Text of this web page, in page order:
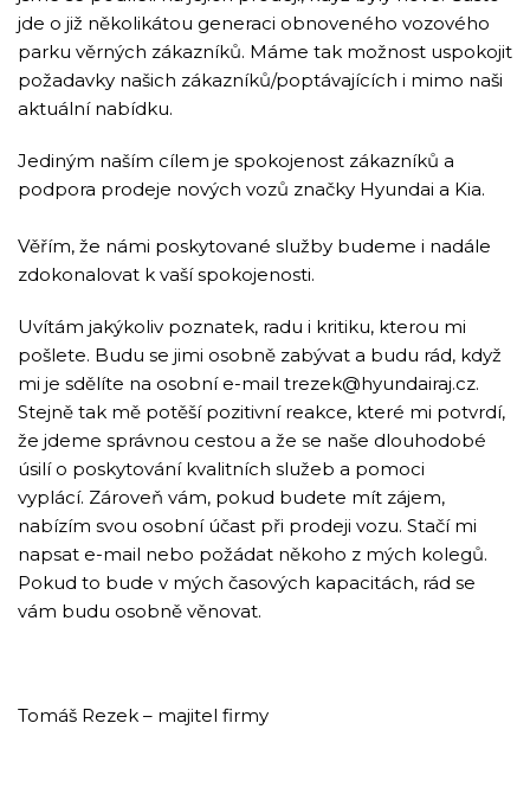
jde o již několikátou generaci obnoveného vozového
parku věrných zákazníků. Máme tak možnost uspokojit
požadavky našich zákazníků/poptávajících i mimo naši
aktuální nabídku.
Jediným naším cílem je spokojenost zákazníků a
podpora prodeje nových vozů značky Hyundai a Kia.
Věřím, že námi poskytované služby budeme i nadále
zdokonalovat k vaší spokojenosti.
Uvítám jakýkoliv poznatek, radu i kritiku, kterou mi
pošlete. Budu se jimi osobně zabývat a budu rád, když
mi je sdělíte na osobní e-mail trezek@hyundairaj.cz.
Stejně tak mě potěší pozitivní reakce, které mi potvrdí,
že jdeme správnou cestou a že se naše dlouhodobé
úsilí o poskytování kvalitních služeb a pomoci
vyplácí. Zároveň vám, pokud budete mít zájem,
nabízím svou osobní účast při prodeji vozu. Stačí mi
napsat e-mail nebo požádat někoho z mých kolegů.
Pokud to bude v mých časových kapacitách, rád se
vám budu osobně věnovat.
Tomáš Rezek – majitel firmy